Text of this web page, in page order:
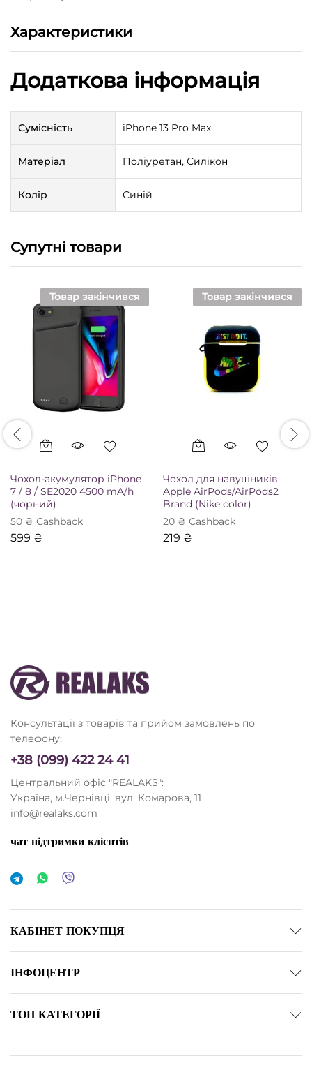
Характеристики
Додаткова інформація
Сумісність iPhone 13 Pro Max
Матеріал Поліуретан, Силікон
Колір Синій
Супутні товари
Товар закінчився
Чохол-акумулятор iPhone
7 / 8 / SE2020 4500 mA/h
(чорний)
50 ₴ Сashback
599 ₴
Товар закінчився
Чохол для навушників
Apple AirPods/AirPods2
Brand (Nike color)
20 ₴ Сashback
219 ₴
Консультації з товарів та прийом замовлень по
телефону:
+38 (099) 422 24 41
Центральний офіс "REALAKS":
Україна, м.Чернівці, вул. Комарова, 11
info@realaks.com
чат підтримки клієнтів
КАБІНЕТ ПОКУПЦЯ
ІНФОЦЕНТР
ТОП КАТЕГОРІЇ